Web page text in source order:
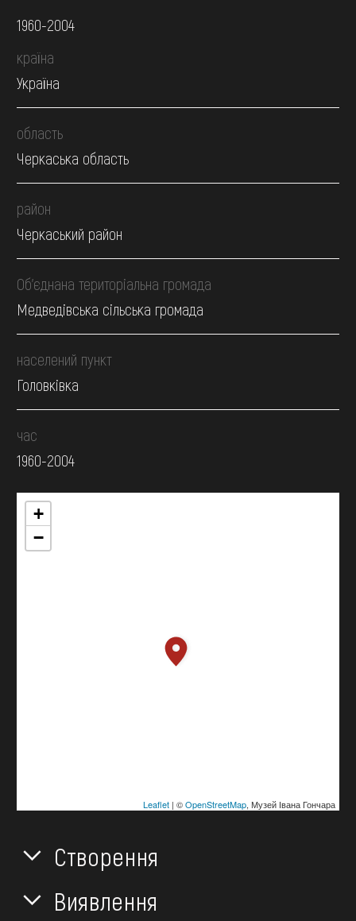
1960-2004
країна
Україна
область
Черкаська область
район
Черкаський район
Об’єднана територіальна громада
Медведівська сільська громада
населений пункт
Головківка
час
1960-2004
+
−
Leaflet| ©OpenStreetMap, Музей Івана Гончара
Створення
Виявлення